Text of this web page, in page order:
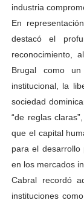
industria
En
destacó el
reconocimiento,
Brugal como
institucional, la
sociedad
“de reglas
que el capital
para el desarrollo
en los mercados
Cabral recordó
instituciones